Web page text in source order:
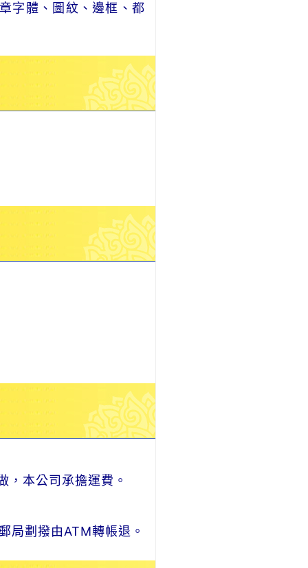
字體、圖紋、邊框、都
本公司承擔運費。
局劃撥由ATM轉帳退。